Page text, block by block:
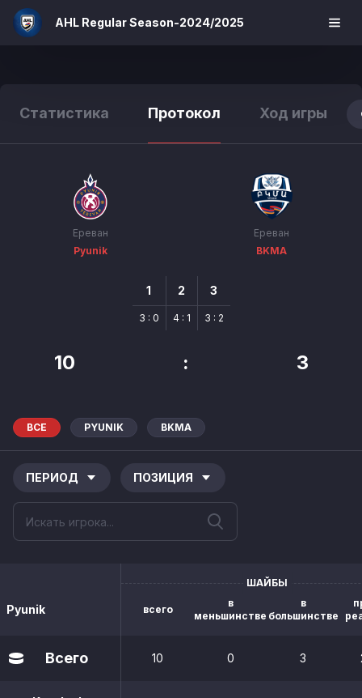
AHL Regular Season-2024/2025
Статистика Протокол Ход игры
Ереван
Pyunik
Ереван
BKMA
1
3 : 0
2
4 : 1
3
3 : 2
10 : 3
ВСЕ PYUNIK BKMA
ПЕРИОД ПОЗИЦИЯ
Pyunik
ШАЙБЫ
всего
в
меньшинстве
в
большинстве
Всего 10 0 3